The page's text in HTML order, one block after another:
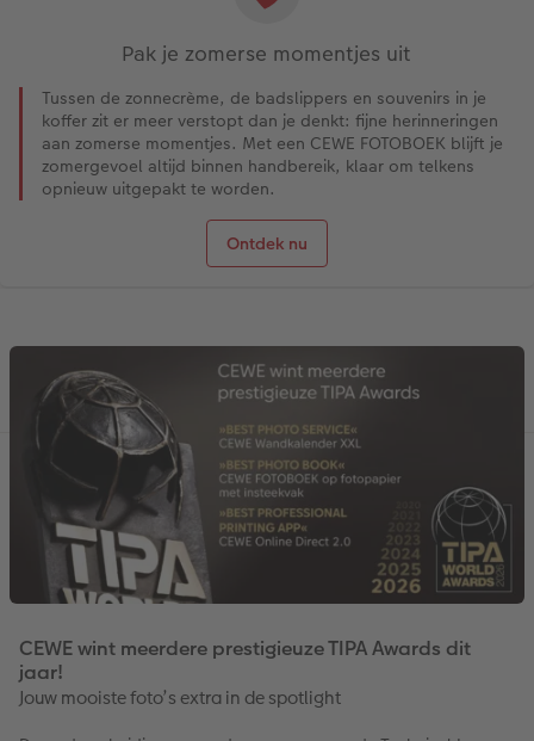
Pak je zomerse momentjes uit
Tussen de zonnecrème, de badslippers en souvenirs in je
koffer zit er meer verstopt dan je denkt: fijne herinneringen
aan zomerse momentjes. Met een CEWE FOTOBOEK blijft je
zomergevoel altijd binnen handbereik, klaar om telkens
opnieuw uitgepakt te worden.
Ontdek nu
CEWE wint meerdere prestigieuze TIPA Awards dit
jaar!
Jouw mooiste foto’s extra in de spotlight